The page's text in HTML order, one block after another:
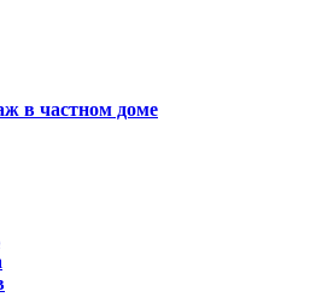
в частном доме